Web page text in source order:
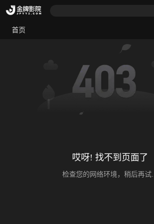
首页
哎呀! 找不到页面了
检查您的网络环境，稍后再试...